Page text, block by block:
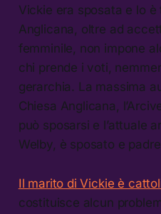
Vickie era sposata e lo è
Anglicana, oltre ad
femminile, non impone
chi prende i voti,
gerarchia. La massima
Chiesa Anglicana,
può sposarsi e l’attuale
Welby, è sposato e
Il marito di Vickie è
costituisce alcun